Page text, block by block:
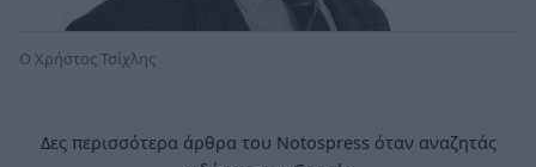
Ο Χρήστος Τσίχλης
Δες περισσότερα άρθρα του Notospress όταν αναζητάς